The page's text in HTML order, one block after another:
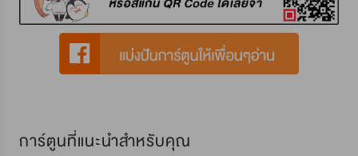
การ์ตูนที่แนะนำสำหรับคุณ